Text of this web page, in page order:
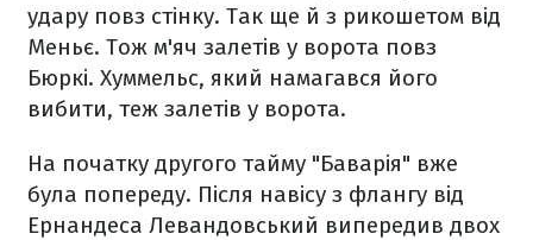
удару повз стінку. Так ще й з рикошетом від
Меньє. Тож м'яч залетів у ворота повз
Бюркі. Хуммельс, який намагався його
вибити, теж залетів у ворота.
На початку другого тайму "Баварія" вже
була попереду. Після навісу з флангу від
Ернандеса Левандовський випередив двох